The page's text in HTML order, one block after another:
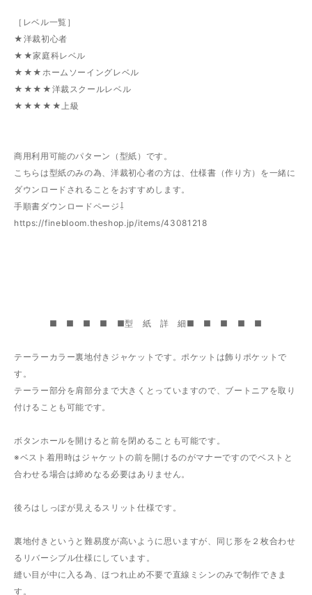
［レベル一覧］
★洋裁初心者
★★家庭科レベル
★★★ホームソーイングレベル
★★★★洋裁スクールレベル
★★★★★上級
商用利用可能のパターン（型紙）です。
こちらは型紙のみの為、洋裁初心者の方は、仕様書（作り方）を一緒に
ダウンロードされることをおすすめします。
手順書ダウンロードページ⇩
https://finebloom.theshop.jp/items/43081218
■ ■ ■ ■ ■型 紙 詳 細■ ■ ■ ■ ■
テーラーカラー裏地付きジャケットです。ポケットは飾りポケットで
す。
テーラー部分を肩部分まで大きくとっていますので、ブートニアを取り
付けることも可能です。
ボタンホールを開けると前を閉めることも可能です。
※ベスト着用時はジャケットの前を開けるのがマナーですのでベストと
合わせる場合は締めなる必要はありません。
後ろはしっぽが見えるスリット仕様です。
裏地付きというと難易度が高いように思いますが、同じ形を２枚合わせ
るリバーシブル仕様にしています。
縫い目が中に入る為、ほつれ止め不要で直線ミシンのみで制作できま
す。